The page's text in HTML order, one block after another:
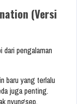
(Versi
dari pengalaman
baru yang terlalu
juga penting.
nyungsep.